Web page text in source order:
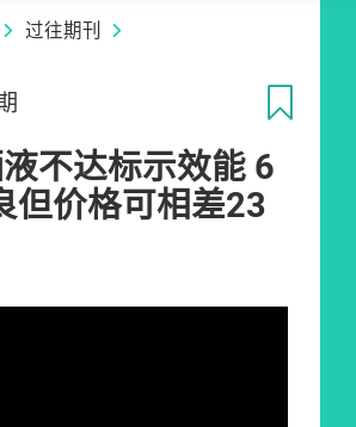
过往期刊
不达标示效能 6
但价格可相差23